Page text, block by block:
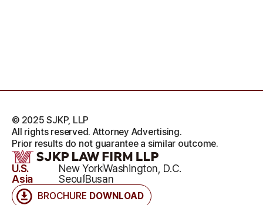
BROCHURE DOWNLOAD
U.S. New YorkWashington, D.C.
Asia
SeoulBusan
© 2025 SJKP, LLP
All rights reserved. Attorney Advertising.
Prior results do not guarantee a similar outcome.